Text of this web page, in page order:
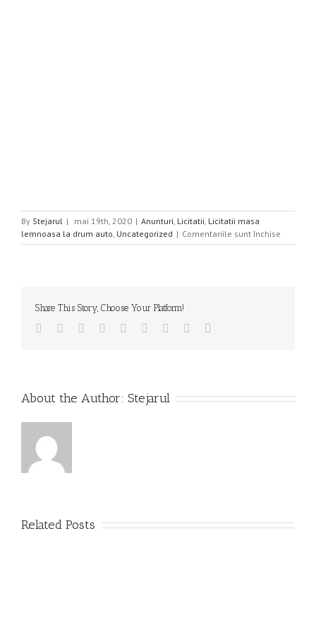
By Stejarul | mai 19th, 2020 | Anunturi Licitatii Licitatii masa
lemnoasa la drum auto Uncategorized | Comentariile sunt închise
LICITATIE
Share This Story, Choose Your Platform!
Facebook
TwitterLinkedin
Reddit TumblrGoogle+Pinterest
About the Author: Stejarul
Related Posts